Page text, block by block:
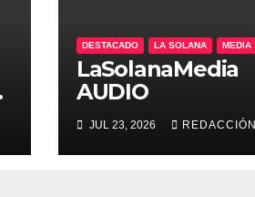
DESTACADO LA SOLANA MEDIA
LaSolanaMedia
AUDIO
JUL 23, 2026 REDACCIÓN